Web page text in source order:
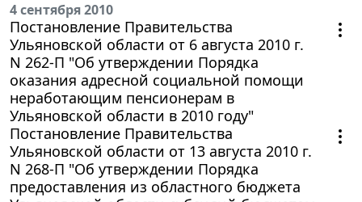
4 сентября 2010
Постановление Правительства
Ульяновской области от 6 августа 2010 г.
N 262-П "Об утверждении Порядка
оказания адресной социальной помощи
неработающим пенсионерам в
Ульяновской области в 2010 году"
Постановление Правительства
Ульяновской области от 13 августа 2010 г.
N 268-П "Об утверждении Порядка
предоставления из областного бюджета